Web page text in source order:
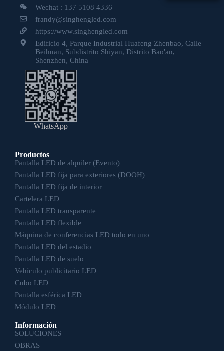
Wechat : 137 5108 4336
frandy@singhengled.com
https://www.singhengled.com
Edificio 4, Parque Industrial Huafeng Zhenbao, Calle
Beihuan, Subdistrito Shiyan, Distrito Bao'an,
Shenzhen, China
WhatsApp
Productos
Pantalla LED de alquiler (Evento)
Pantalla LED fija para exteriores (DOOH)
Pantalla LED fija de interior
Cartelera LED
Pantalla LED transparente
Pantalla LED flexible
Máquina de conferencias LED todo en uno
Pantalla LED del estadio
Pantalla LED de suelo
Vehículo publicitario LED
Cubo LED
Pantalla esférica LED
Módulo LED
Información
SOLUCIONES
OBRAS